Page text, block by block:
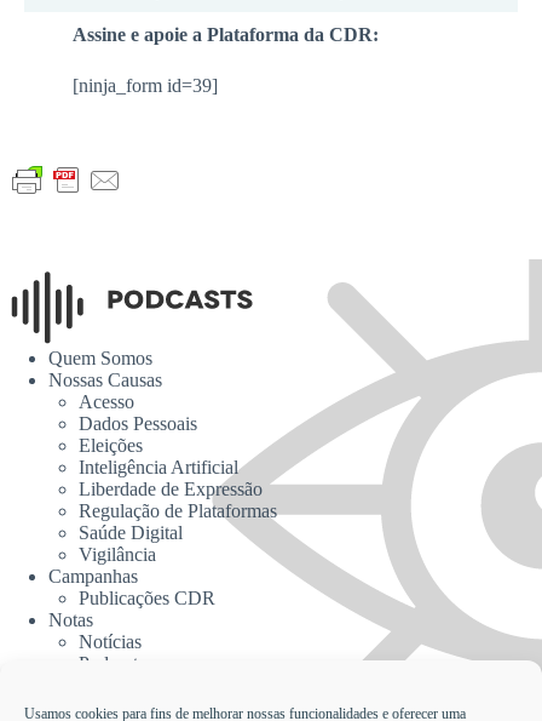
Usamos cookies para fins de melhorar nossas funcionalidades e oferecer uma
Assine e apoie a Plataforma da CDR:
[ninja_form id=39]
Quem Somos
Nossas Causas
Acesso
Dados Pessoais
Eleições
Inteligência Artificial
Liberdade de Expressão
Regulação de Plataformas
Saúde Digital
Vigilância
Campanhas
Publicações CDR
Notas
Notícias
Podcasts
Contato